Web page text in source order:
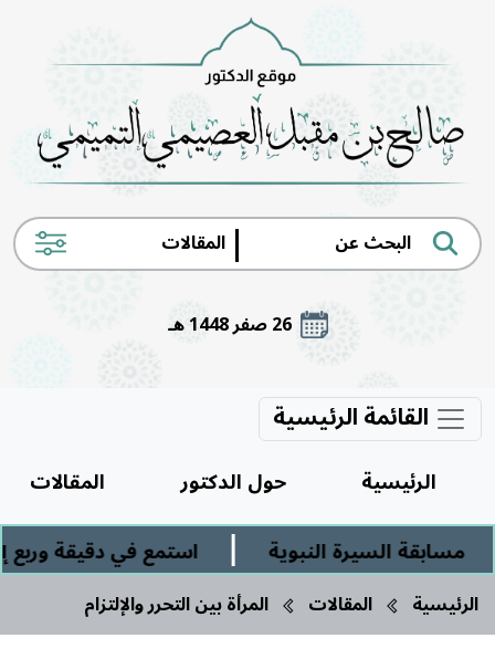
|
26 صفر 1448 هـ
القائمة الرئيسية
الرئيسية حول الدكتور
المقالات
السيرة النبوية
| استمع في دقيقة وربع
الرئيسية المقالات المرأة بين التحرر والإلتزام